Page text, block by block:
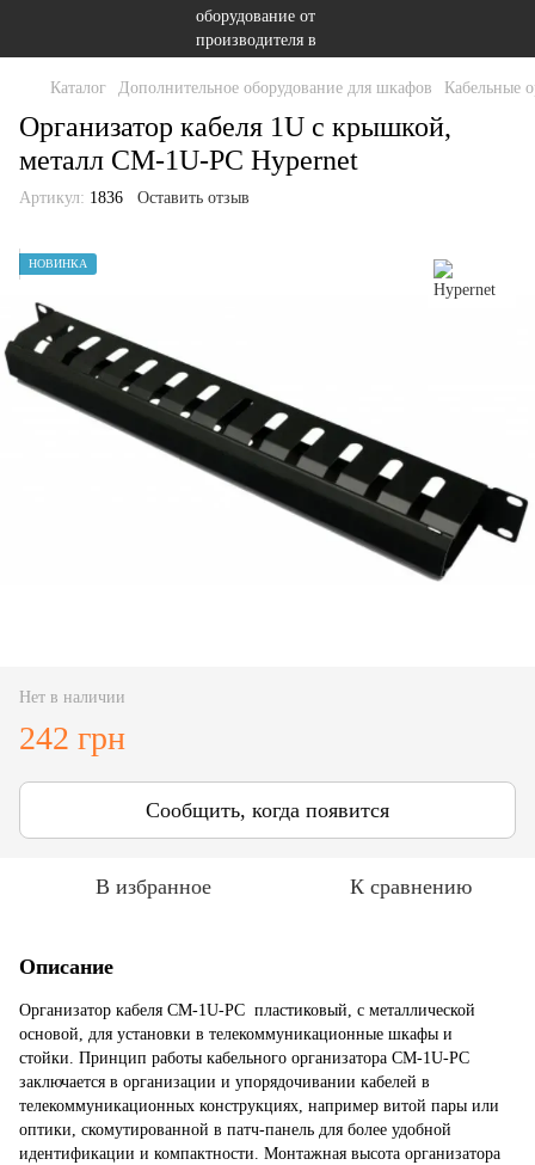
Каталог Дополнительное оборудование для шкафов Кабельные
Организатор кабеля 1U с крышкой,
металл CM-1U-PC Hypernet
Артикул: 1836 Оставить отзыв
НОВИНКА
Нет в наличии
242 грн
Сообщить, когда появится
В избранное К сравнению
Описание
Организатор кабеля CM-1U-PC пластиковый, с металлической
основой, для установки в телекоммуникационные шкафы и
стойки. Принцип работы кабельного организатора CM-1U-PC
заключается в организации и упорядочивании кабелей в
телекоммуникационных конструкциях, например витой пары или
оптики, скомутированной в патч-панель для более удобной
идентификации и компактности. Монтажная высота организатора